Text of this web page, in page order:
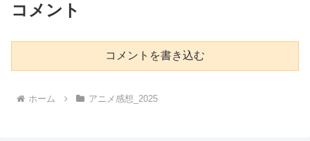
コメント
コメントを書き込む
ホーム アニメ感想_2025